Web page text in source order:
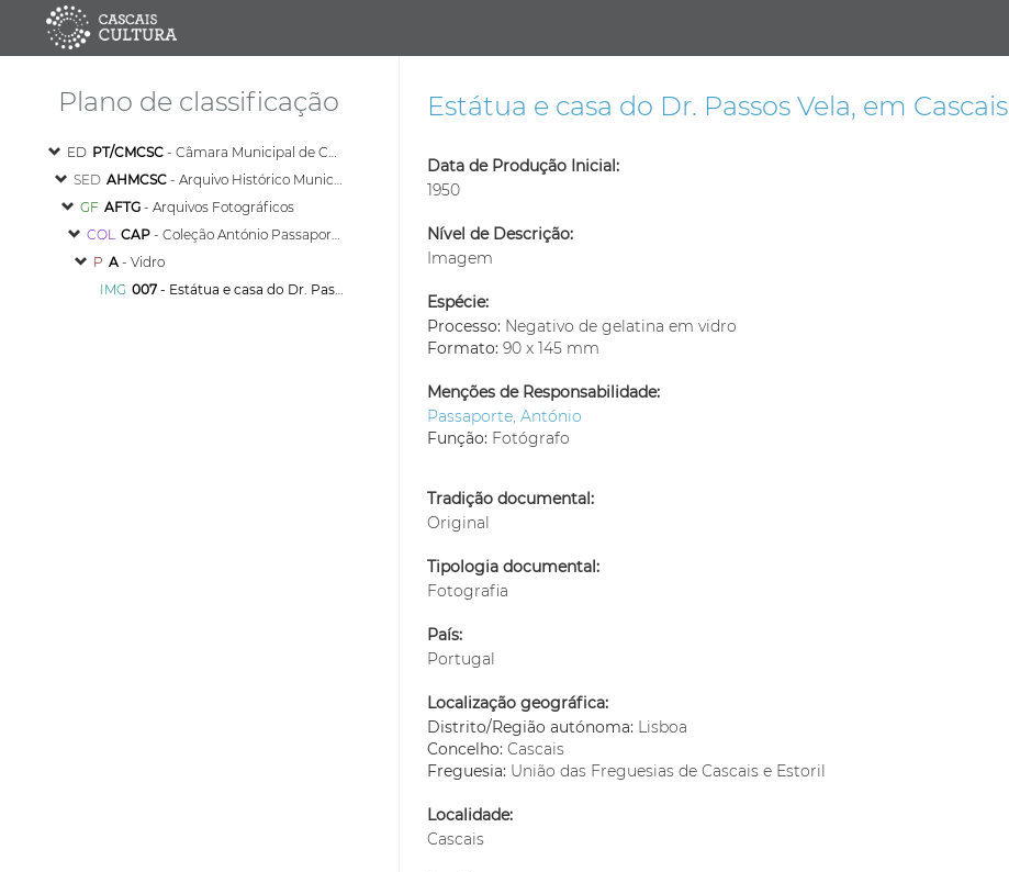
Plano de classificação
ED PT/CMCSC- Câmara Municipal de Cascais
SED AHMCSC- Arquivo Histórico Municipal de Cascais
GF AFTG- Arquivos Fotográficos
COL CAP- Coleção António Passaporte
P A- Vidro
IMG 007- Estátua e casa do Dr. Passos Vela, em Cascais
Estátua e casa do Dr. Passos Vela, em Cascais
Data de Produção Inicial:
1950
Nível de Descrição:
Imagem
Espécie:
Processo: Negativo de gelatina em vidro
Formato: 90 x 145 mm
Menções de Responsabilidade:
Passaporte, António
Função: Fotógrafo
Tradição documental:
Original
Tipologia documental:
Fotografia
País:
Portugal
Localização geográfica:
Distrito/Região autónoma: Lisboa
Concelho: Cascais
Freguesia: União das Freguesias de Cascais e Estoril
Localidade:
Cascais